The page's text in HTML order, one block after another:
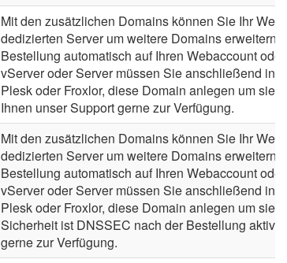
Mit den zusätzlichen Domains können Sie Ihr
dedizierten Server um weitere Domains
Bestellung automatisch auf Ihren Webaccount
vServer oder Server müssen Sie anschließend in
Plesk oder Froxlor, diese Domain anlegen um sie
Ihnen unser Support gerne zur Verfügung.
Mit den zusätzlichen Domains können Sie Ihr
dedizierten Server um weitere Domains
Bestellung automatisch auf Ihren Webaccount
vServer oder Server müssen Sie anschließend in
Plesk oder Froxlor, diese Domain anlegen um sie
Sicherheit ist DNSSEC nach der Bestellung aktiv.
gerne zur Verfügung.